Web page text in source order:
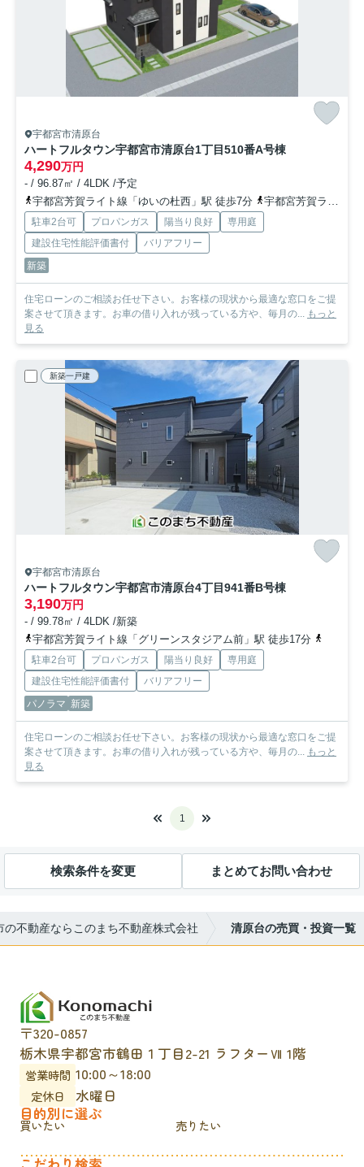
宇都宮市清原台
ハートフルタウン宇都宮市清原台1丁目510番A号棟
4,290万円
- / 96.87㎡ / 4LDK /予定
宇都宮芳賀ライト線「ゆいの杜西」駅 徒歩7分
宇都宮芳賀ライト線「ゆいの杜中央」駅 徒歩12分
駐車2台可 プロパンガス 陽当り良好
専用庭
建設住宅性能評価書付
バリアフリー
新築
住宅ローンのご相談お任せ下さい。お客様の現状から最適な窓口をご提
案させて頂きます。お車の借り入れが残っている方や、毎月の... もっと
見る
新築一戸建
宇都宮市清原台
ハートフルタウン宇都宮市清原台4丁目941番B号棟
3,190万円
- / 99.78㎡ / 4LDK /新築
宇都宮芳賀ライト線「グリーンスタジアム前」駅 徒歩17分
駐車2台可 プロパンガス 陽当り良好
専用庭
建設住宅性能評価書付
バリアフリー
パノラマ 新築
住宅ローンのご相談お任せ下さい。お客様の現状から最適な窓口をご提
案させて頂きます。お車の借り入れが残っている方や、毎月の... もっと
見る
1
検索条件を変更 まとめてお問い合わせ
の不動産ならこのまち不動産株式会社 清原台の売買・投資一覧
〒320-0857
栃木県宇都宮市鶴田１丁目2-21 ラフターⅦ 1階
営業時間 10:00～18:00
定休日
水曜日
目的別に選ぶ
買いたい 売りたい